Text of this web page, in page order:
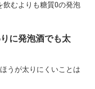
飲むよりも糖質0の発泡
に発泡酒でも太
うが太りにくいことは